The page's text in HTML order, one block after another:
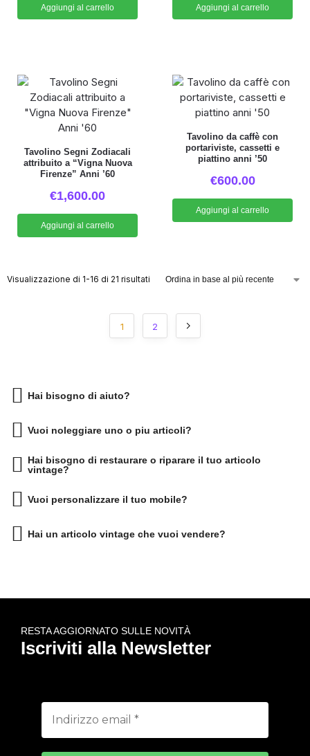
Aggiungi al carrello Aggiungi al carrello
Tavolino Segni Zodiacali
attribuito a “Vigna Nuova
Firenze” Anni ’60
€1,600.00
Aggiungi al carrello
Tavolino da caffè con
portariviste, cassetti e
piattino anni ’50
€600.00
Aggiungi al carrello
Visualizzazione di 1-16 di 21 risultati
1 2
Hai bisogno di aiuto?
Vuoi noleggiare uno o piu articoli?
Hai bisogno di restaurare o riparare il tuo articolo
vintage?
Vuoi personalizzare il tuo mobile?
Hai un articolo vintage che vuoi vendere?
RESTA AGGIORNATO SULLE NOVITÀ
Iscriviti alla Newsletter